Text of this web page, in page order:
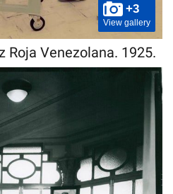
+3
View gallery
Roja Venezolana. 1925.